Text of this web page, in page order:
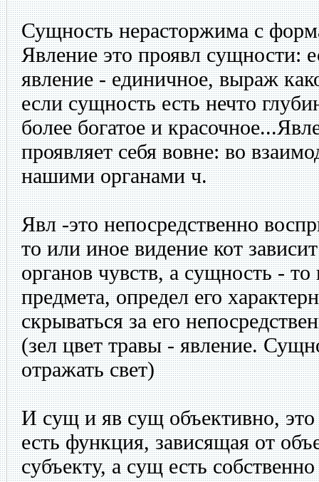
Сущность нерасторжима с
Явление это проявл сущности:
явление - единичное, выраж
если сущность есть нечто
более богатое и
проявляет себя вовне: во
нашими органами ч.
Явл -это непосредственно
то или иное видение кот
органов чувств, а сущность - то
предмета, определ его
скрываться за его
(зел цвет травы - явление.
отражать свет)
И сущ и яв сущ объективно,
есть функция, зависящая от
субъекту, а сущ есть